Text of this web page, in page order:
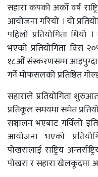
सहारा कपको अर्को वर्ष
आयोजना गरियो । यो
पहिलो प्रतियोगिता
भएको प्रतियोगिता विसं
१८औँ संस्करणसम्म आइपुग्दा
गर्ने मोफसलको प्रतिष्ठित
सहाराले प्रतियोगिता
प्रतिकूल समयमा समेत
सञ्चालन भएबाट गर्विलो
आयोजना भएको
पोखरालाई राष्ट्रिय
पोखरा र सहारा खेलकूदमा